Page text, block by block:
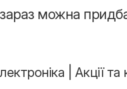
можна
| Акції та